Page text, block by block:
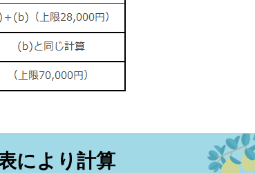
により計算